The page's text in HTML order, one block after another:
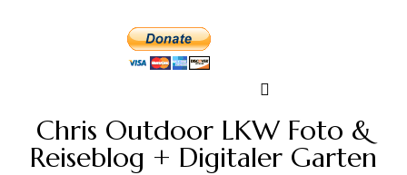
Chris Outdoor LKW Foto &
Reiseblog + Digitaler Garten